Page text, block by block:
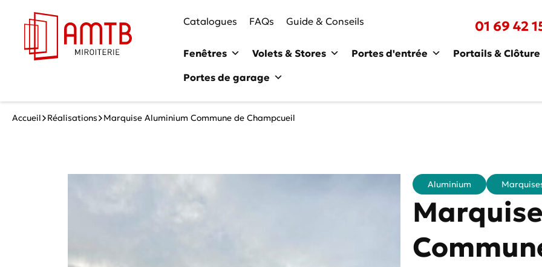
Catalogues FAQs Guide & Conseils 01 69 42
Fenêtres Volets & Stores Portes d'entrée Portails & Clôture
Portes de garage
Accueil Réalisations Marquise Aluminium Commune de Champcueil
Aluminium